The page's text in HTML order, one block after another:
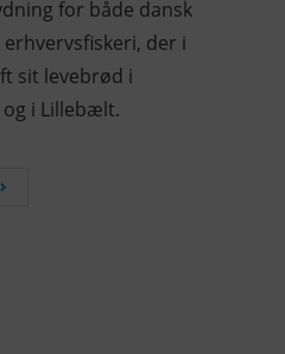
for både dansk
der i
sit levebrød i
i Lillebælt.